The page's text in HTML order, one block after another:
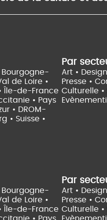
Bourgogne-
de Loire •
Île-de-France
• Pays
• DROM-
• Suisse •
Par
Art •
Presse •
Culturelle •
Bourgogne-
de Loire •
Île-de-France
Par
Art •
Presse •
Culturelle •